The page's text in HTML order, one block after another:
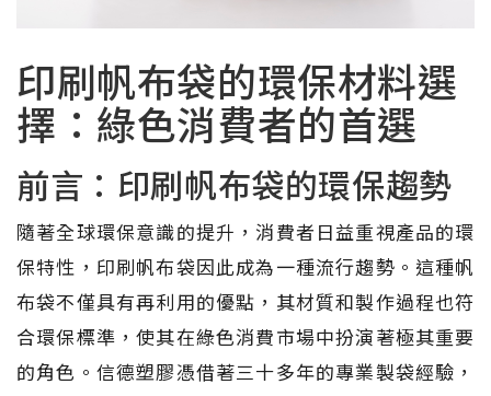
印刷帆布袋的環保材料選
擇：綠色消費者的首選
前言：印刷帆布袋的環保趨勢
隨著全球環保意識的提升，消費者日益重視產品的環
保特性，印刷帆布袋因此成為一種流行趨勢。這種帆
布袋不僅具有再利用的優點，其材質和製作過程也符
合環保標準，使其在綠色消費市場中扮演著極其重要
的角色。信德塑膠憑借著三十多年的專業製袋經驗，